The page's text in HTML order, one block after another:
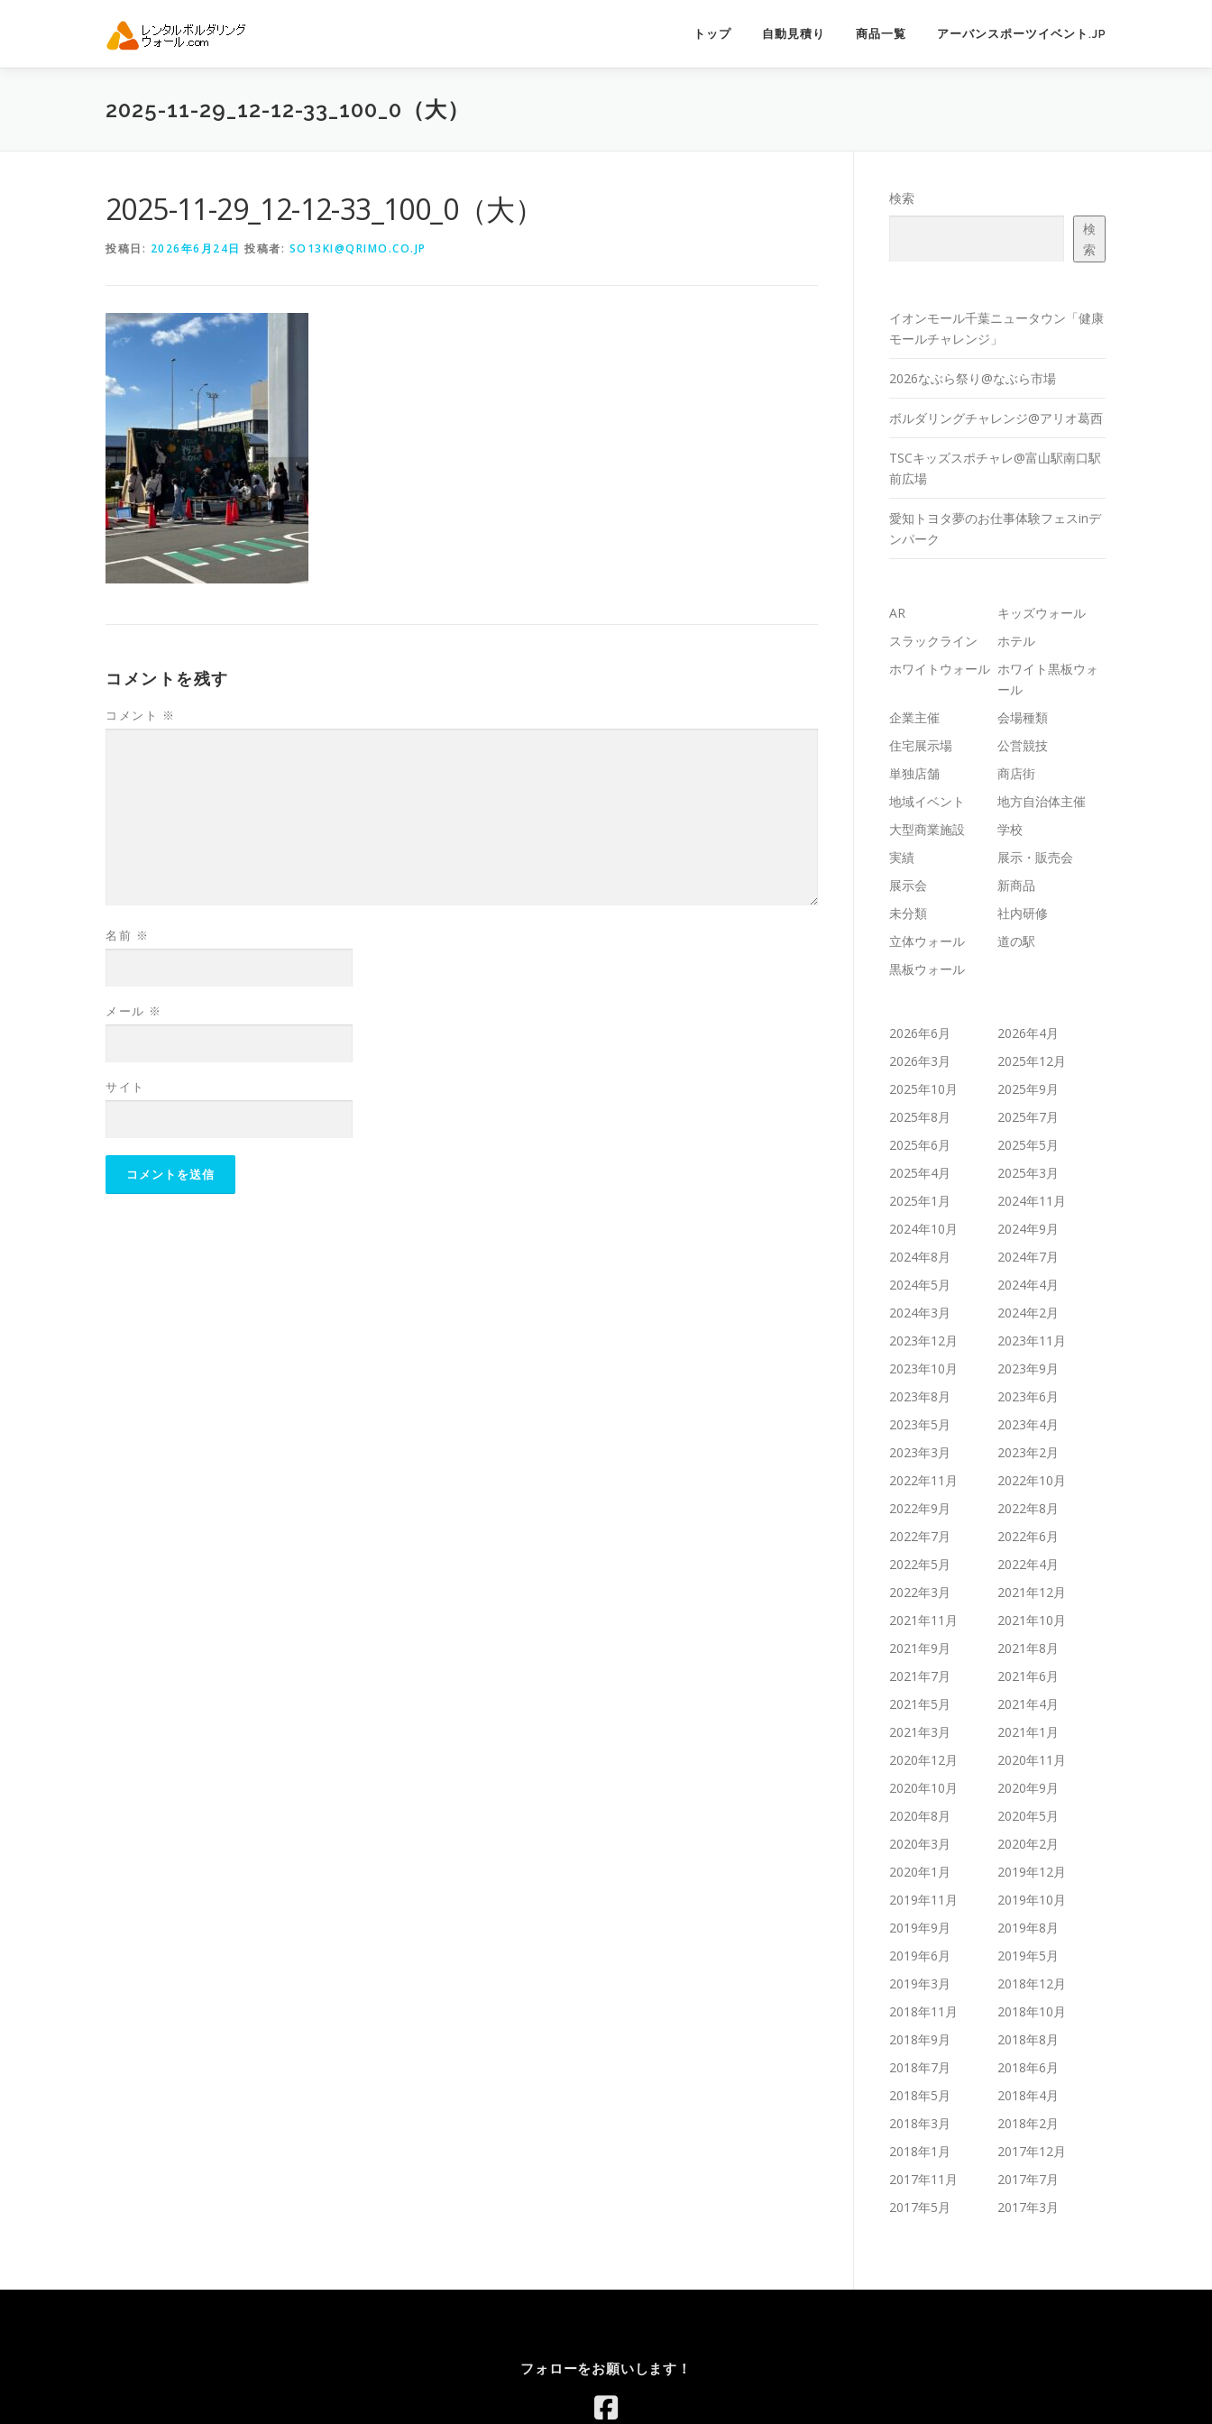
ン
トップ 自動見積り 商品一覧 アーバンスポーツイベント.JP
2025-11-29_12-12-33_100_0（大）
2025-11-29_12-12-33_100_0（大）
投稿日: 2026年6月24日 投稿者: SO13KI@QRIMO.CO.JP
コメントを残す
コメント ※
名前 ※
メール ※
サイト
検索
検
索
イオンモール千葉ニュータウン「健康
モールチャレンジ」
2026なぶら祭り@なぶら市場
ボルダリングチャレンジ@アリオ葛西
TSCキッズスポチャレ@富山駅南口駅
前広場
愛知トヨタ夢のお仕事体験フェスinデ
ンパーク
AR
キッズウォール
スラックライン
ホテル
ホワイトウォール ホワイト黒板ウォ
ール
企業主催
会場種類
住宅展示場
公営競技
単独店舗
商店街
地域イベント
地方自治体主催
大型商業施設
学校
実績
展示・販売会
展示会
新商品
未分類
社内研修
立体ウォール
道の駅
黒板ウォール
2026年6月
2026年4月
2026年3月
2025年12月
2025年10月
2025年9月
2025年8月
2025年7月
2025年6月
2025年5月
2025年4月
2025年3月
2025年1月
2024年11月
2024年10月
2024年9月
2024年8月
2024年7月
2024年5月
2024年4月
2024年3月
2024年2月
2023年12月
2023年11月
2023年10月
2023年9月
2023年8月
2023年6月
2023年5月
2023年4月
2023年3月
2023年2月
2022年11月
2022年10月
2022年9月
2022年8月
2022年7月
2022年6月
2022年5月
2022年4月
2022年3月
2021年12月
2021年11月
2021年10月
2021年9月
2021年8月
2021年7月
2021年6月
2021年5月
2021年4月
2021年3月
2021年1月
2020年12月
2020年11月
2020年10月
2020年9月
2020年8月
2020年5月
2020年3月
2020年2月
2020年1月
2019年12月
2019年11月
2019年10月
2019年9月
2019年8月
2019年6月
2019年5月
2019年3月
2018年12月
2018年11月
2018年10月
2018年9月
2018年8月
2018年7月
2018年6月
2018年5月
2018年4月
2018年3月
2018年2月
2018年1月
2017年12月
2017年11月
2017年7月
2017年5月
2017年3月
フォローをお願いします！